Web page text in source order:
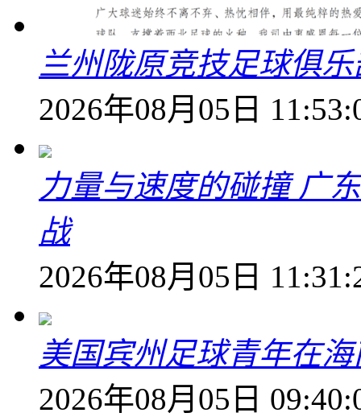
兰州陇原竞技足球俱
2026年08月05日
力量与速度的碰撞 广
战
2026年08月05日
美国宾州足球青年在
2026年08月05日